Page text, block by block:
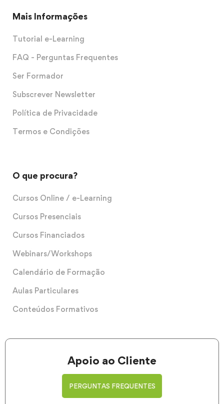
Mais Informações
Tutorial e-Learning
FAQ - Perguntas Frequentes
Ser Formador
Subscrever Newsletter
Política de Privacidade
Termos e Condições
O que procura?
Cursos Online / e-Learning
Cursos Presenciais
Cursos Financiados
Webinars/Workshops
Calendário de Formação
Aulas Particulares
Conteúdos Formativos
Apoio ao Cliente
PERGUNTAS FREQUENTES